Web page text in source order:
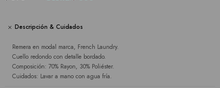
Descripción & Cuidados
Remera en modal marca, French Laundry.
Cuello redondo con detalle bordado.
Composición: 70% Rayon, 30% Poliéster.
Cuidados: Lavar a mano con agua fría.